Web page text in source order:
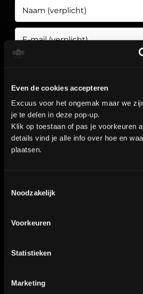
Even de cookies accepteren
Excuus voor het ongemak maar we
je te delen in deze pop-up.
Klik op toestaan of pas je voorkeuren
details vind je alle info over hoe en
plaatsen.
Noodzakelijk
Voorkeuren
Statistieken
Marketing
Bewaar mijn naam, e-
website in deze browser voor
keer dat ik reageer.
Contact